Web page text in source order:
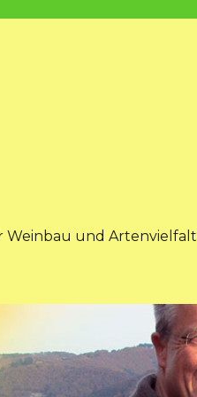
Weinbau und Artenvielfalt